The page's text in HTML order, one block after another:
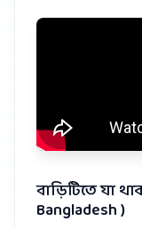
বাড়িটিতে যা
Bangladesh )